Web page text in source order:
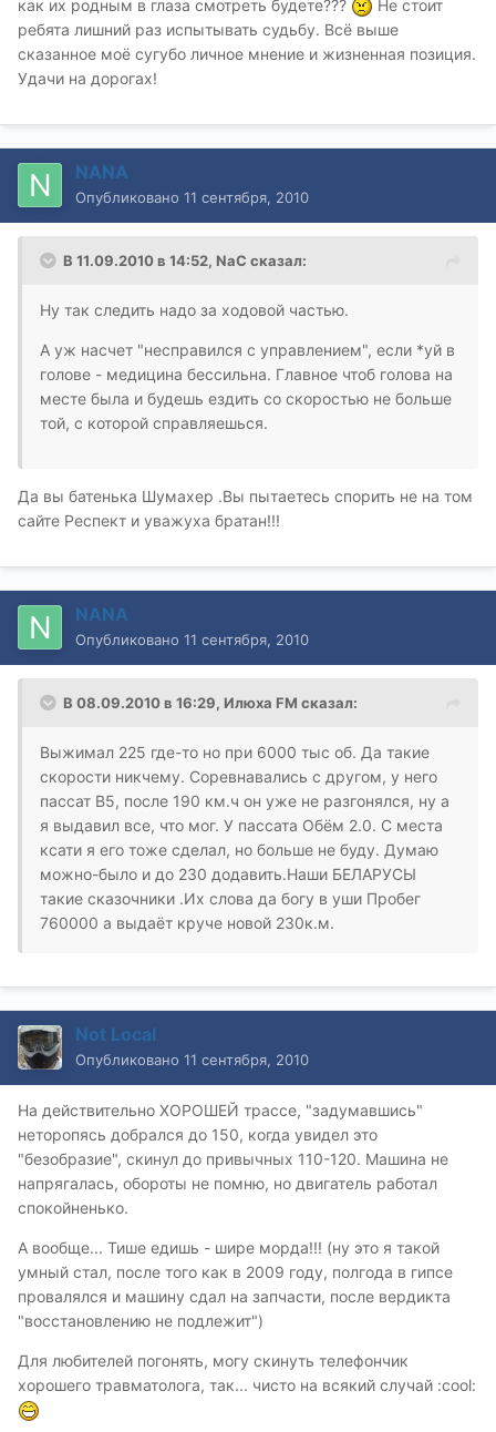
как их родным в глаза смотреть будете???
Не стоит
ребята лишний раз испытывать судьбу. Всё выше
сказанное моё сугубо личное мнение и жизненная позиция.
Удачи на дорогах!
NANA
Опубликовано 11 сентября, 2010
В 11.09.2010 в 14:52, NaC сказал:
Ну так следить надо за ходовой частью.
А уж насчет "несправился с управлением", если *уй в
голове - медицина бессильна. Главное чтоб голова на
месте была и будешь ездить со скоростью не больше
той, с которой справляешься.
Да вы батенька Шумахер .Вы пытаетесь спорить не на том
сайте Респект и уважуха братан!!!
NANA
Опубликовано 11 сентября, 2010
В 08.09.2010 в 16:29, Илюха FM сказал:
Выжимал 225 где-то но при 6000 тыс об. Да такие
скорости никчему. Соревнавались с другом, у него
пассат B5, после 190 км.ч он уже не разгонялся, ну а
я выдавил все, что мог. У пассата Обём 2.0. С места
ксати я его тоже сделал, но больше не буду. Думаю
можно-было и до 230 додавить.Наши БЕЛАРУСЫ
такие сказочники .Их слова да богу в уши Пробег
760000 а выдаёт круче новой 230к.м.
Not Local
Опубликовано 11 сентября, 2010
На действительно ХОРОШЕЙ трассе, "задумавшись"
неторопясь добрался до 150, когда увидел это
"безобразие", скинул до привычных 110-120. Машина не
напрягалась, обороты не помню, но двигатель работал
спокойненько.
А вообще... Тише едишь - шире морда!!! (ну это я такой
умный стал, после того как в 2009 году, полгода в гипсе
провалялся и машину сдал на запчасти, после вердикта
"восстановлению не подлежит")
Для любителей погонять, могу скинуть телефончик
хорошего травматолога, так... чисто на всякий случай :cool: